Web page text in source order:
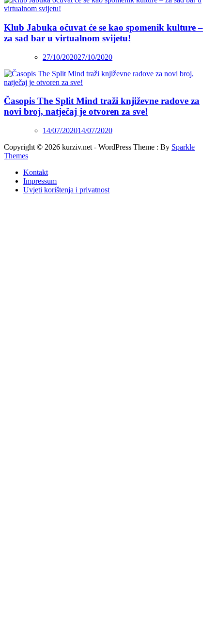
Klub Jabuka očuvat će se kao spomenik kulture –
za sad bar u virtualnom svijetu!
27/10/202027/10/2020
Časopis The Split Mind traži književne radove za
novi broj, natječaj je otvoren za sve!
14/07/202014/07/2020
Copyright © 2026 kurziv.net - WordPress Theme : By Sparkle
Themes
Kontakt
Impressum
Uvjeti korištenja i privatnost